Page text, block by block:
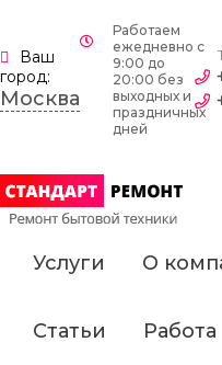
Ваш
город:
Москва
Работаем
ежедневно c
9:00 до
20:00 без
выходных и
праздничных
дней
Услуги О
Статьи Работа